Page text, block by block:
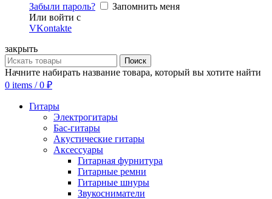
Забыли пароль?
Запомнить меня
Или войти с
VKontakte
закрыть
Поиск
Начните набирать название товара, который вы хотите найти
0 items / 0 ₽
Гитары
Электрогитары
Бас-гитары
Акустические гитары
Аксессуары
Гитарная фурнитура
Гитарные ремни
Гитарные шнуры
Звукосниматели